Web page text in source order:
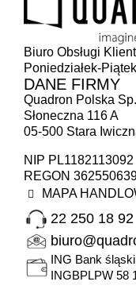
Biuro Obsługi
Poniedziałek-
DANE FIRMY
Quadron Polska
Słoneczna 116 A
05-500 Stara
NIP PL1182113092
REGON
MAPA
22 250 18 92
ING Bank
INGBPLPW 58